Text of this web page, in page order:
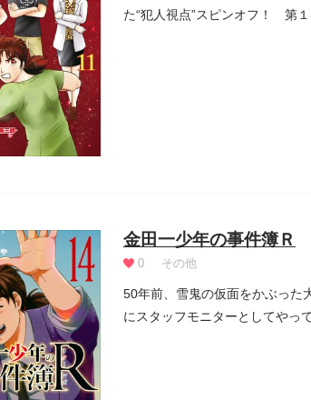
た“犯人視点”スピンオフ！ 第
金田一少年の事件簿Ｒ
0 その他
50年前、雪鬼の仮面をかぶった
にスタッフモニターとしてやっ